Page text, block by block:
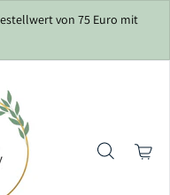
von 75 Euro mit